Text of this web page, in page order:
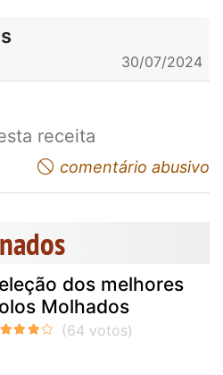
30/07/2024
receita
appreciate
comentário abusivo
dos melhores
Molhados